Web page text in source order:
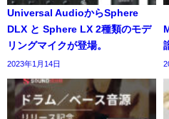
Universal AudioからSphere
DLX と Sphere LX 2種類のモデ
リングマイクが登場。
2023年1月14日